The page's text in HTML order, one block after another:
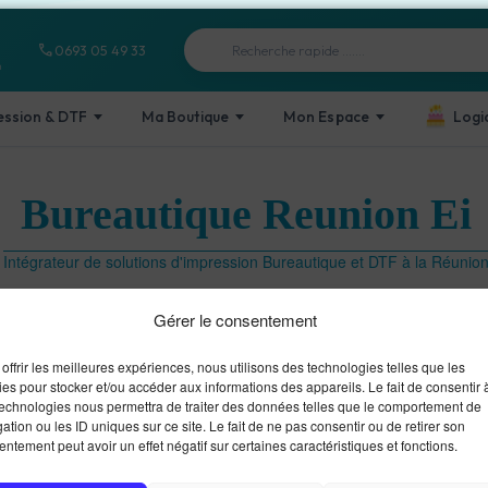
Gérer le consentement
offrir les meilleures expériences, nous utilisons des technologies telles que les
pour stocker et/ou accéder aux informations des appareils. Le fait de consentir
nous permettra de traiter des données telles que le comportement de
ou les ID uniques sur ce site. Le fait de ne pas consentir ou de retirer son
peut avoir un effet négatif sur certaines caractéristiques et fonctions.
phone0693 05 49 33
Recherche
de
produits
& DTF Ma Boutique Mon Espace
Bureautique Reunion Ei
Intégrateur de solutions d'impression Bureautique et DTF à la Réunion
Accueil Informatique PC tout-en-un